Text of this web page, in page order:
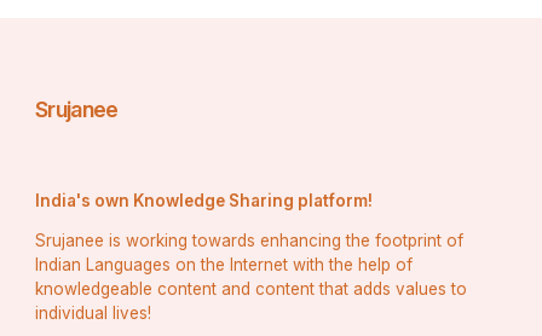
Srujanee
India's own Knowledge Sharing platform!
Srujanee is working towards enhancing the footprint of
Indian Languages on the Internet with the help of
knowledgeable content and content that adds values to
individual lives!